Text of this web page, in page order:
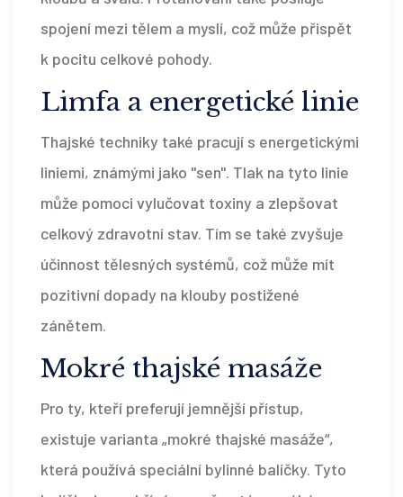
spojení mezi tělem a myslí, což může přispět
k pocitu celkové pohody.
Limfa a energetické linie
Thajské techniky také pracují s energetickými
liniemi, známými jako "sen". Tlak na tyto linie
může pomoci vylučovat toxiny a zlepšovat
celkový zdravotní stav. Tím se také zvyšuje
účinnost tělesných systémů, což může mít
pozitivní dopady na klouby postižené
zánětem.
Mokré thajské masáže
Pro ty, kteří preferují jemnější přístup,
existuje varianta „mokré thajské masáže“,
která používá speciální bylinné balíčky. Tyto